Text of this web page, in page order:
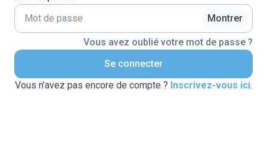
Montrer
Vous avez oublié votre mot de passe ?
Se connecter
Vous n’avez pas encore de compte ? Inscrivez-vous ici.